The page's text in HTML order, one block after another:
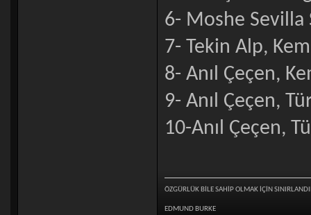
6- Moshe Sevilla
7- Tekin Alp,
8- Anıl Çeçen,
9- Anıl Çeçen,
10-Anıl Çeçen,
ÖZGÜRLÜK BİLE SAHİP OLMAK İÇİN
EDMUND BURKE